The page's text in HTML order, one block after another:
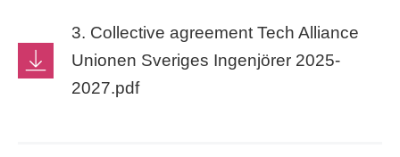
3. Collective agreement Tech Alliance
Unionen Sveriges Ingenjörer 2025-
2027.pdf